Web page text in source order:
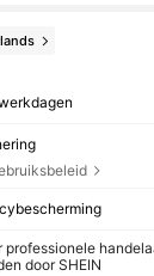
professionele
door SHEIN